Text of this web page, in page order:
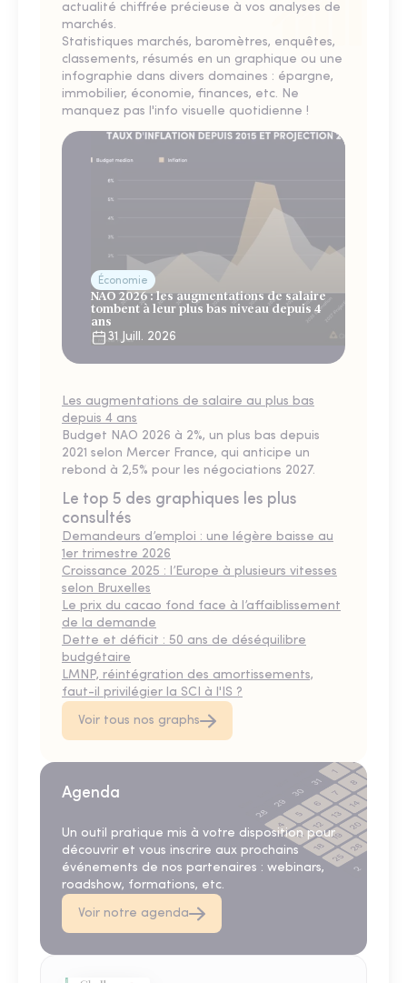
actualité chiffrée précieuse à vos analyses de
marchés.
Statistiques marchés, baromètres, enquêtes,
classements, résumés en un graphique ou une
infographie dans divers domaines : épargne,
immobilier, économie, finances, etc. Ne
manquez pas l'info visuelle quotidienne !
Économie
NAO 2026 : les augmentations de salaire
tombent à leur plus bas niveau depuis 4
ans
31 Juill. 2026
Les augmentations de salaire au plus bas
depuis 4 ans
Budget NAO 2026 à 2%, un plus bas depuis
2021 selon Mercer France, qui anticipe un
rebond à 2,5% pour les négociations 2027.
Le top 5 des graphiques les plus
consultés
Demandeurs d’emploi : une légère baisse au
1er trimestre 2026
Croissance 2025 : l’Europe à plusieurs vitesses
selon Bruxelles
Le prix du cacao fond face à l’affaiblissement
de la demande
Dette et déficit : 50 ans de déséquilibre
budgétaire
LMNP, réintégration des amortissements,
faut-il privilégier la SCI à l'IS ?
Voir tous nos graphs
Agenda
Un outil pratique mis à votre disposition pour
découvrir et vous inscrire aux prochains
événements de nos partenaires : webinars,
roadshow, formations, etc.
Voir notre agenda